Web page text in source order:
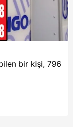
bir kişi, 796